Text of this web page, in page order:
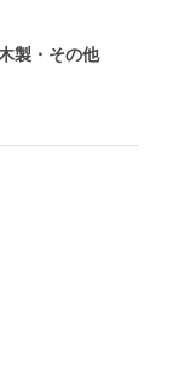
製・その他